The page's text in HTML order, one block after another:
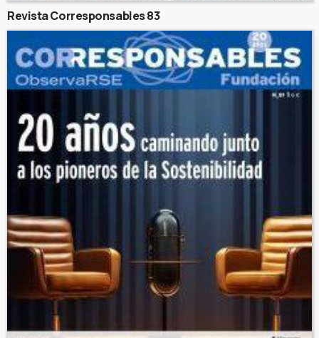
Revista Corresponsables 83